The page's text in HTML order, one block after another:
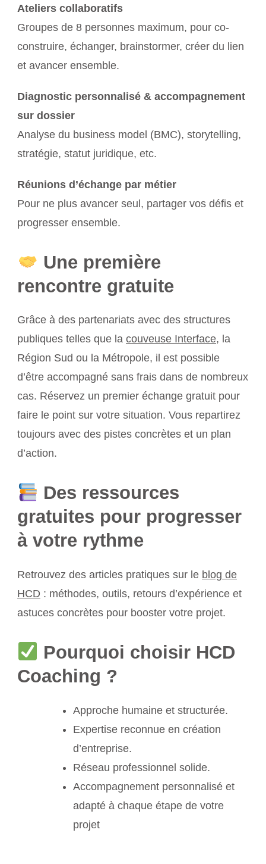
Ateliers collaboratifs
Groupes de 8 personnes maximum, pour co-
construire, échanger, brainstormer, créer du lien
et avancer ensemble.
Diagnostic personnalisé & accompagnement
sur dossier
Analyse du business model (BMC), storytelling,
stratégie, statut juridique, etc.
Réunions d’échange par métier
Pour ne plus avancer seul, partager vos défis et
progresser ensemble.
Une première
rencontre gratuite
Grâce à des partenariats avec des structures
publiques telles que la couveuse Interface, la
Région Sud ou la Métropole, il est possible
d’être accompagné sans frais dans de nombreux
cas. Réservez un premier échange gratuit pour
faire le point sur votre situation. Vous repartirez
toujours avec des pistes concrètes et un plan
d’action.
Des ressources
gratuites pour progresser
à votre rythme
Retrouvez des articles pratiques sur le blog de
HCD : méthodes, outils, retours d’expérience et
astuces concrètes pour booster votre projet.
Pourquoi choisir HCD
Coaching ?
Approche humaine et structurée.
Expertise reconnue en création
d’entreprise.
Réseau professionnel solide.
Accompagnement personnalisé et
adapté à chaque étape de votre
projet